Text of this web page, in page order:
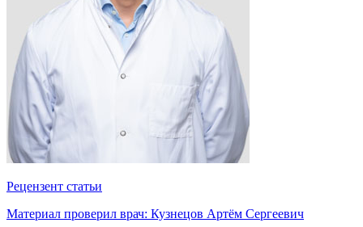
Рецензент статьи
Материал проверил врач: Кузнецов Артём Сергеевич